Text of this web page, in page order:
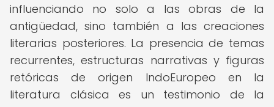
influenciando no solo a las obras de la
antigüedad, sino también a las creaciones
literarias posteriores. La presencia de temas
recurrentes, estructuras narrativas y figuras
retóricas de origen IndoEuropeo en la
literatura clásica es un testimonio de la